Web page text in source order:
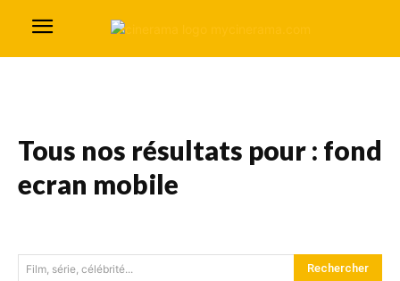
Tous nos résultats pour : fond
ecran mobile
Film, série, célébrité... Rechercher